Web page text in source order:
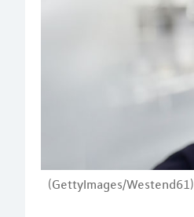
(GettyImages/Westend61)